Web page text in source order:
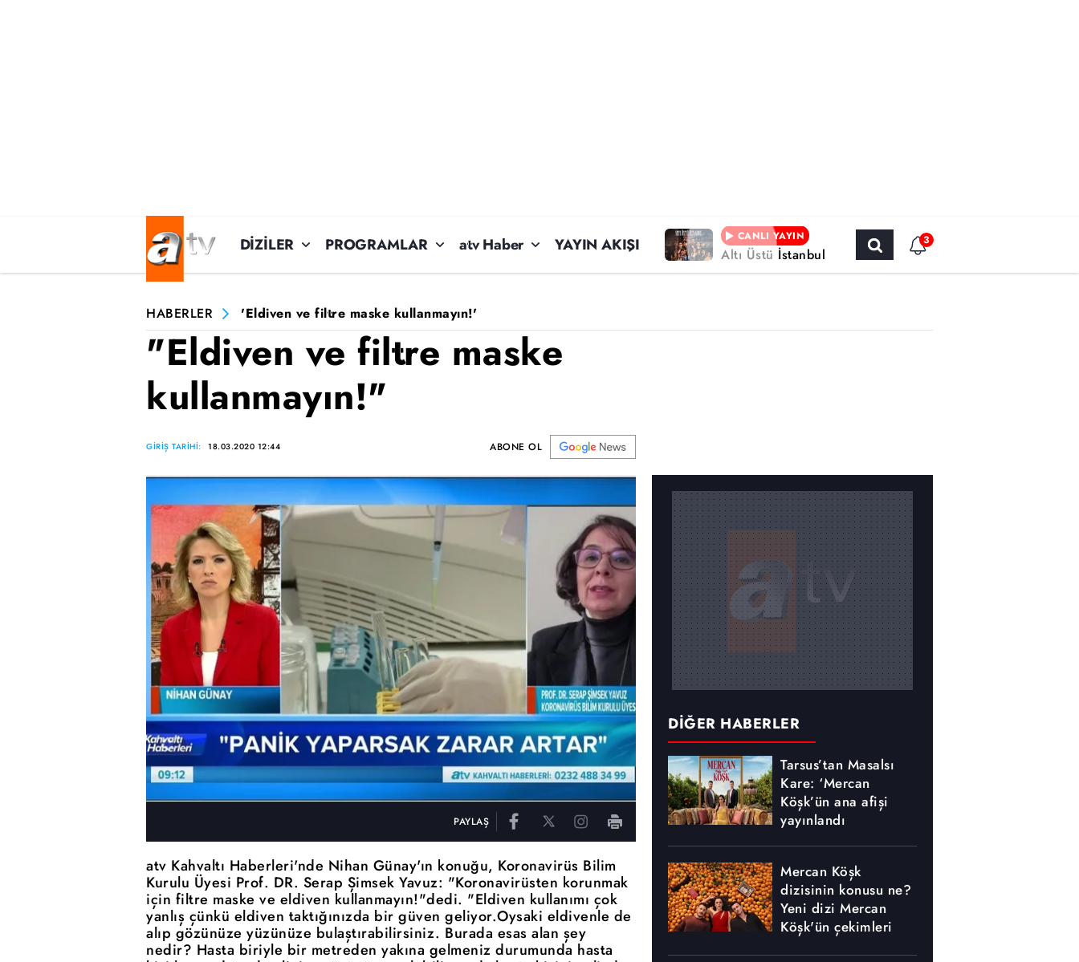
DİZİLER PROGRAMLAR atv Haber YAYIN AKIŞI CANLI YAYIN
Altı Üstü İstanbul
3
HABERLER 'Eldiven ve filtre maske kullanmayın!'
"Eldiven ve filtre maske
kullanmayın!"
GİRİŞ TARİHİ: 18.03.2020 12:44 ABONE OL
PAYLAŞ
atv Kahvaltı Haberleri'nde Nihan Günay'ın konuğu, Koronavirüs Bilim
Kurulu Üyesi Prof. DR. Serap Şimsek Yavuz: "Koronavirüsten korunmak
için filtre maske ve eldiven kullanmayın!"dedi. "Eldiven kullanımı çok
yanlış çünkü eldiven taktığınızda bir güven geliyor.Oysaki eldivenle de
alıp gözünüze yüzünüze bulaştırabilirsiniz. Burada esas alan şey
nedir? Hasta biriyle bir metreden yakına gelmeniz durumunda hasta
DİĞER HABERLER
Tarsus’tan Masalsı
Kare: ‘Mercan
Köşk’ün ana afişi
yayınlandı
Mercan Köşk
dizisinin konusu ne?
Yeni dizi Mercan
Köşk'ün çekimleri